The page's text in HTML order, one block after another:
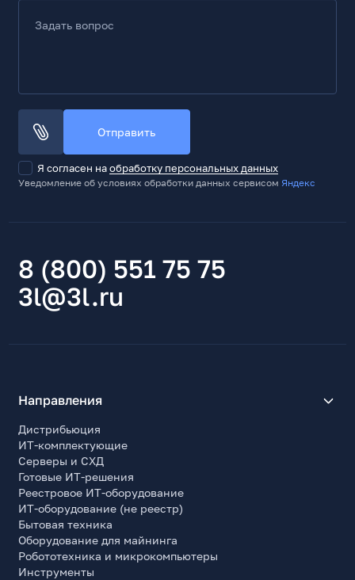
Задать вопрос
Отправить
Я согласен наобработку персональных данных
Уведомление об условиях обработки данных сервисом Яндекс
8 (800) 551 75 75
3l@3l.ru
Направления
Дистрибьюция
ИТ-комплектующие
Серверы и СХД
Готовые ИТ-решения
Реестровое ИТ-оборудование
ИТ-оборудование (не реестр)
Бытовая техника
Оборудование для майнинга
Робототехника и микрокомпьютеры
Инструменты